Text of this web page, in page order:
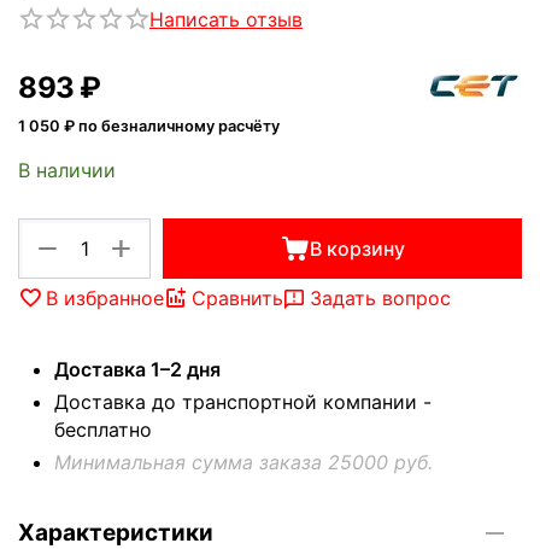
Написать отзыв
‍893‍ ₽
1 050 ₽ по безналичному расчёту
В наличии
+
− В корзину
В избранное Сравнить Задать вопрос
Доставка 1–2 дня
Доставка до транспортной компании -
бесплатно
Минимальная сумма заказа 25000 руб.
Характеристики